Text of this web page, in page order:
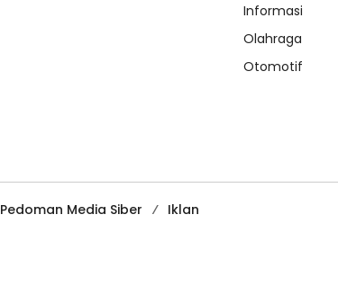
Informasi
Olahraga
Otomotif
Pedoman Media Siber
Iklan